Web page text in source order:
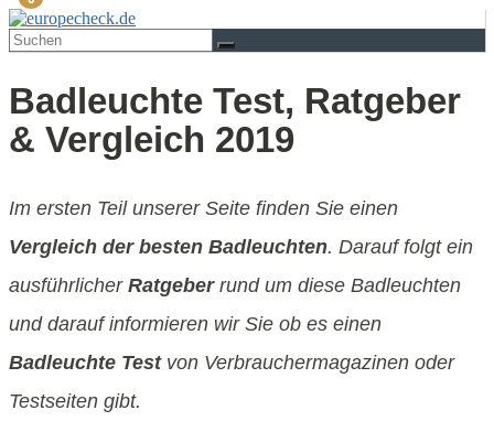
Badleuchte Test, Ratgeber
& Vergleich 2019
Im ersten Teil unserer Seite finden Sie einen
Vergleich der besten Badleuchten. Darauf folgt ein
ausführlicher Ratgeberrund um diese Badleuchten
und darauf informieren wir Sie ob es einen
Badleuchte Testvon Verbrauchermagazinen oder
Testseiten gibt.